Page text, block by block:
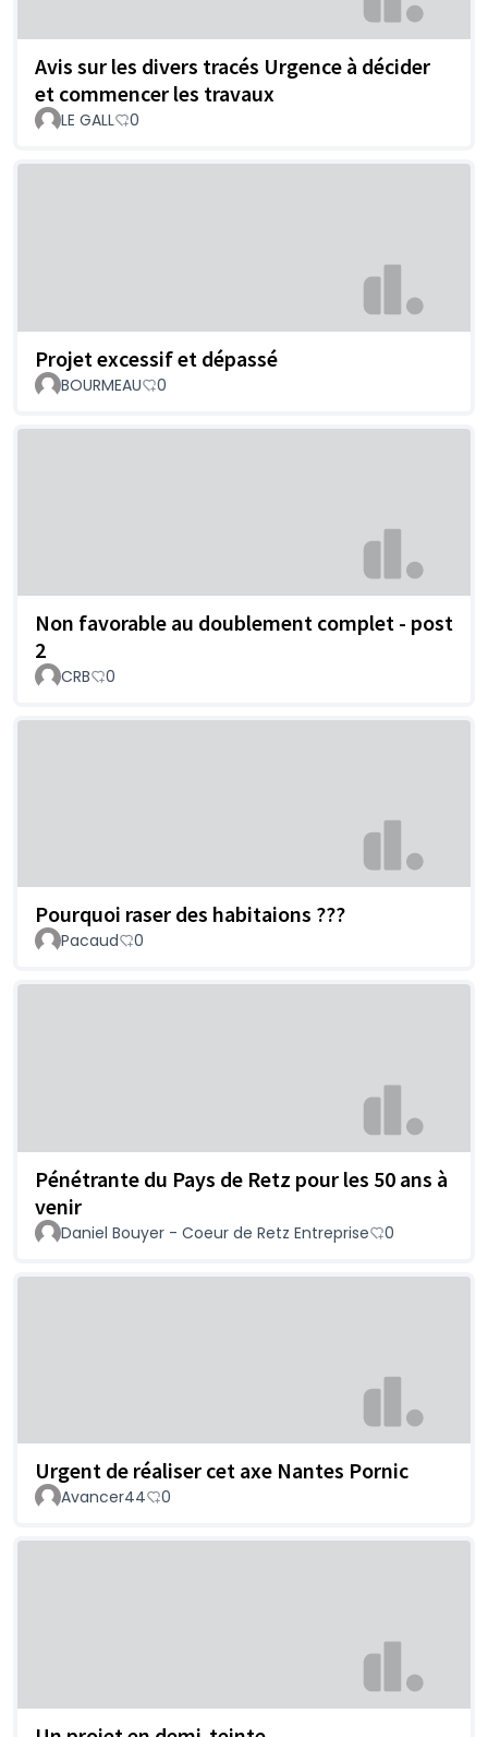
Avis sur les divers tracés Urgence à décider
et commencer les travaux
LE GALL 0
Projet excessif et dépassé
BOURMEAU 0
Non favorable au doublement complet - post
2
CRB 0
Pourquoi raser des habitaions ???
Pacaud 0
Pénétrante du Pays de Retz pour les 50 ans à
venir
Daniel Bouyer - Coeur de Retz Entreprise 0
Urgent de réaliser cet axe Nantes Pornic
Avancer44 0